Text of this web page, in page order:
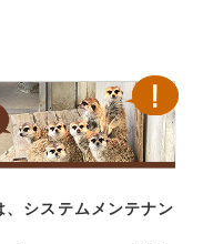
システムメンテナン